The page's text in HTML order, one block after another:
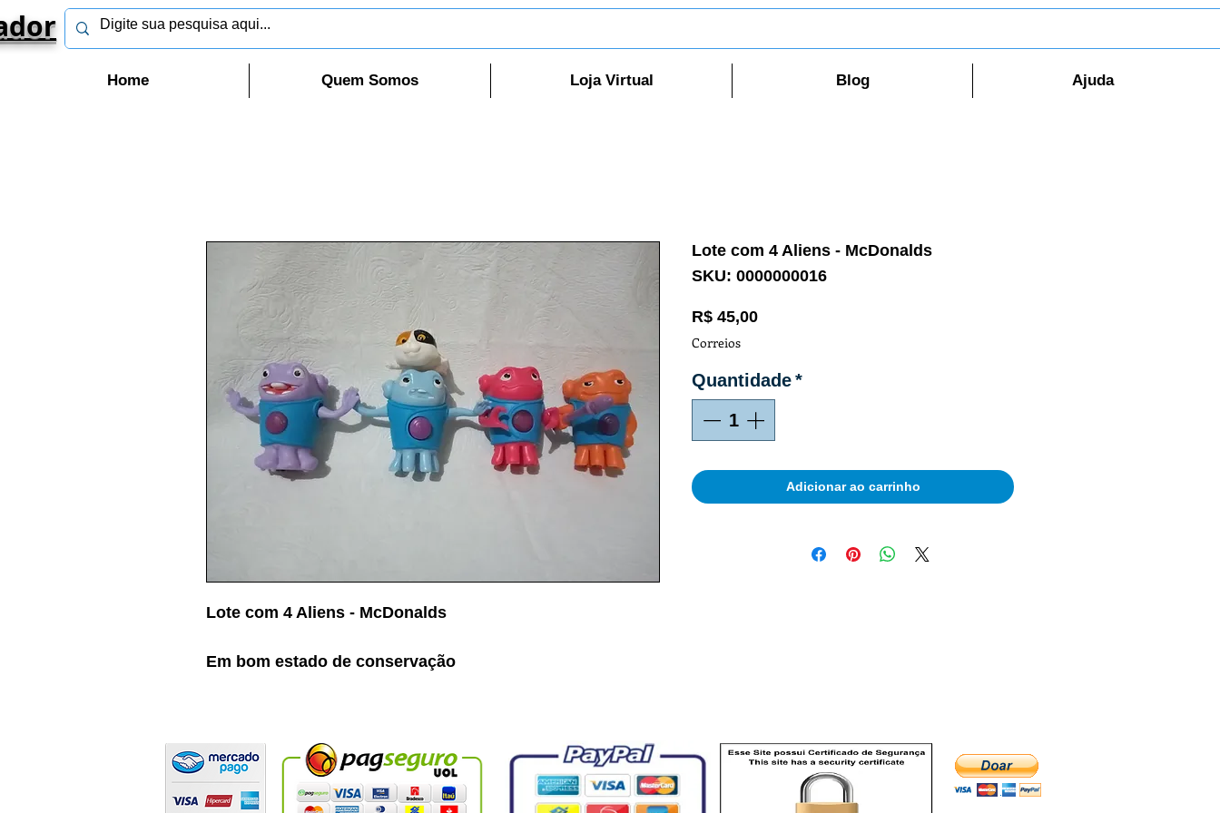
Home Quem Somos Loja Virtual Blog Ajuda
Lote com 4 Aliens - McDonalds
Em bom estado de conservação
Lote com 4 Aliens - McDonalds
SKU: 0000000016
R$ 45,00Preço
Correios
Quantidade*
Adicionar ao carrinho